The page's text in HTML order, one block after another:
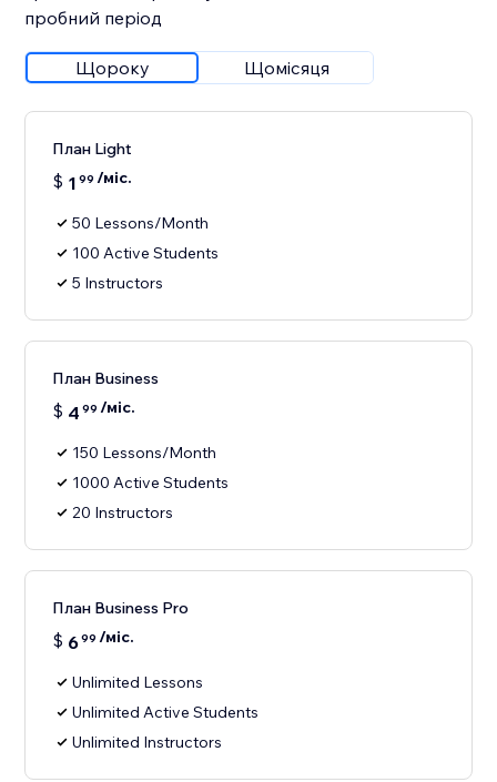
пробний період
Щороку Щомісяця
План Light
$ 1 99 /міс.
50 Lessons/Month
100 Active Students
5 Instructors
План Business
$ 4 99 /міс.
150 Lessons/Month
1000 Active Students
20 Instructors
План Business Pro
$ 699 /міс.
Unlimited Lessons
Unlimited Active Students
Unlimited Instructors